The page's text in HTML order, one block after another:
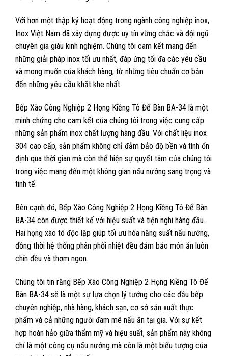
Với hơn một thập kỷ hoạt động trong ngành công nghiệp inox,
Inox Việt Nam đã xây dựng được uy tín vững chắc và đội ngũ
chuyên gia giàu kinh nghiệm. Chúng tôi cam kết mang đến
những giải pháp inox tối ưu nhất, đáp ứng tối đa các yêu cầu
và mong muốn của khách hàng, từ những tiêu chuẩn cơ bản
đến những yêu cầu khắt khe nhất.
Bếp Xào Công Nghiệp 2 Họng Kiềng Tô Để Bàn BA-34 là một
minh chứng cho cam kết của chúng tôi trong việc cung cấp
những sản phẩm inox chất lượng hàng đầu. Với chất liệu inox
304 cao cấp, sản phẩm không chỉ đảm bảo độ bền và tính ổn
định qua thời gian mà còn thể hiện sự quyết tâm của chúng tôi
trong việc mang đến một không gian nấu nướng sang trọng và
tinh tế.
Bên cạnh đó, Bếp Xào Công Nghiệp 2 Họng Kiềng Tô Để Bàn
BA-34 còn được thiết kế với hiệu suất và tiện nghi hàng đầu.
Hai họng xào tô độc lập giúp tối ưu hóa năng suất nấu nướng,
đồng thời hệ thống phân phối nhiệt đều đảm bảo món ăn luôn
chín đều và thơm ngon.
Chúng tôi tin rằng Bếp Xào Công Nghiệp 2 Họng Kiềng Tô Để
Bàn BA-34 sẽ là một sự lựa chọn lý tưởng cho các đầu bếp
chuyên nghiệp, nhà hàng, khách sạn, cơ sở sản xuất thực
phẩm và cả những người đam mê nấu ăn tại gia. Với sự kết
hợp hoàn hảo giữa thẩm mỹ và hiệu suất, sản phẩm này không
chỉ là một công cụ nấu nướng mà còn là một biểu tượng của